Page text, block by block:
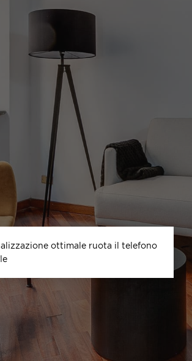
ottimale ruota il telefono
×